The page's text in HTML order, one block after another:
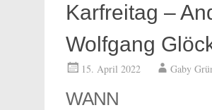
Karfreitag –
Wolfgang
15. April 2022 Gaby
WANN